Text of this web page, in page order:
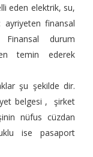
eden elektrik, su,
ayriyeten finansal
durum
temin ederek
şu şekilde dir.
belgesi , şirket
nüfus cüzdan
ise pasaport